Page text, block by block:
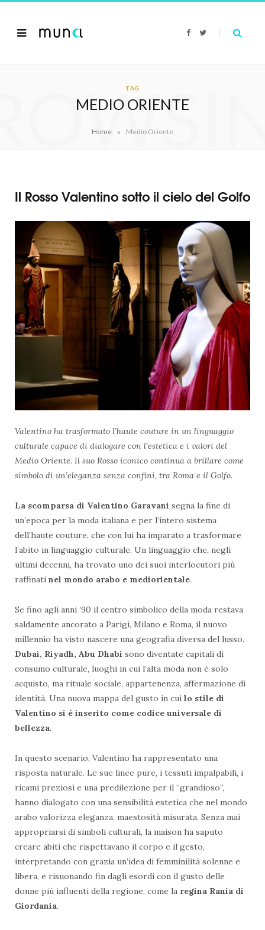
F
T
TAG
MEDIO ORIENTE
Home » Medio Oriente
Il Rosso Valentino sotto il cielo del Golfo
Valentino ha trasformato l’haute couture in un linguaggio
culturale capace di dialogare con l’estetica e i valori del
Medio Oriente. Il suo Rosso iconico continua a brillare come
simbolo di un’eleganza senza confini, tra Roma e il Golfo.
La scomparsa di Valentino Garavani segna la fine di
un’epoca per la moda italiana e per l’intero sistema
dell’haute couture, che con lui ha imparato a trasformare
l’abito in linguaggio culturale. Un linguaggio che, negli
ultimi decenni, ha trovato uno dei suoi interlocutori più
raffinati nel mondo arabo e mediorientale.
Se fino agli anni ’90 il centro simbolico della moda restava
saldamente ancorato a Parigi, Milano e Roma, il nuovo
millennio ha visto nascere una geografia diversa del lusso.
Dubai, Riyadh, Abu Dhabi sono diventate capitali di
consumo culturale, luoghi in cui l’alta moda non è solo
acquisto, ma rituale sociale, appartenenza, affermazione di
identità. Una nuova mappa del gusto in cui lo stile di
Valentino si è inserito come codice universale di
bellezza.
In questo scenario, Valentino ha rappresentato una
risposta naturale. Le sue linee pure, i tessuti impalpabili, i
ricami preziosi e una predilezione per il “grandioso”,
hanno dialogato con una sensibilità estetica che nel mondo
arabo valorizza eleganza, maestosità misurata. Senza mai
appropriarsi di simboli culturali, la maison ha saputo
creare abiti che rispettavano il corpo e il gesto,
interpretando con grazia un’idea di femminilità solenne e
libera, e risuonando fin dagli esordi con il gusto delle
donne più influenti della regione, come la regina Rania di
Giordania.